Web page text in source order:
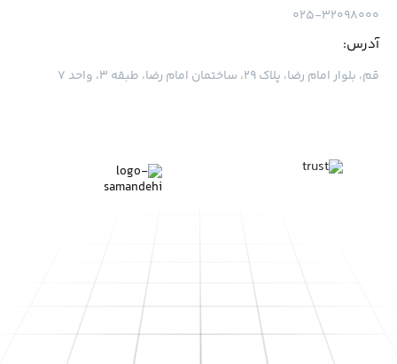
۰۲۵-۳۲۰۹۸۰۰۰
آدرس:
قم، بلوار امام رضا، پلاک ۲۹، ساختمان امام رضا، طبقه ۳، واحد ۷